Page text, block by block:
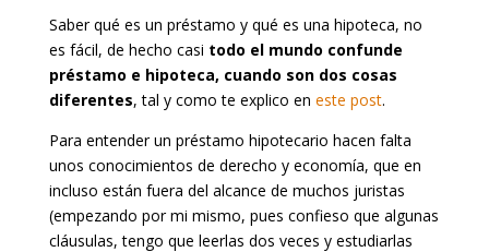
Saber qué es un préstamo y qué es una hipoteca, no
es fácil, de hecho casi todo el mundo confunde
préstamo e hipoteca, cuando son dos cosas
diferentes, tal y como te explico en este post.
Para entender un préstamo hipotecario hacen falta
unos conocimientos de derecho y economía, que en
incluso están fuera del alcance de muchos juristas
(empezando por mi mismo, pues confieso que algunas
cláusulas, tengo que leerlas dos veces y estudiarlas